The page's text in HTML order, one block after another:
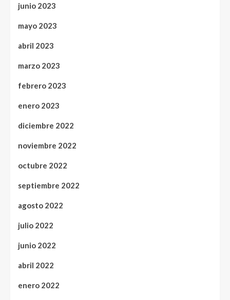
junio 2023
mayo 2023
abril 2023
marzo 2023
febrero 2023
enero 2023
diciembre 2022
noviembre 2022
octubre 2022
septiembre 2022
agosto 2022
julio 2022
junio 2022
abril 2022
enero 2022